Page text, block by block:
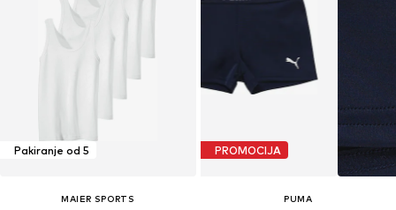
Pakiranje od 5
MAIER SPORTS
PROMOCIJA
PUMA